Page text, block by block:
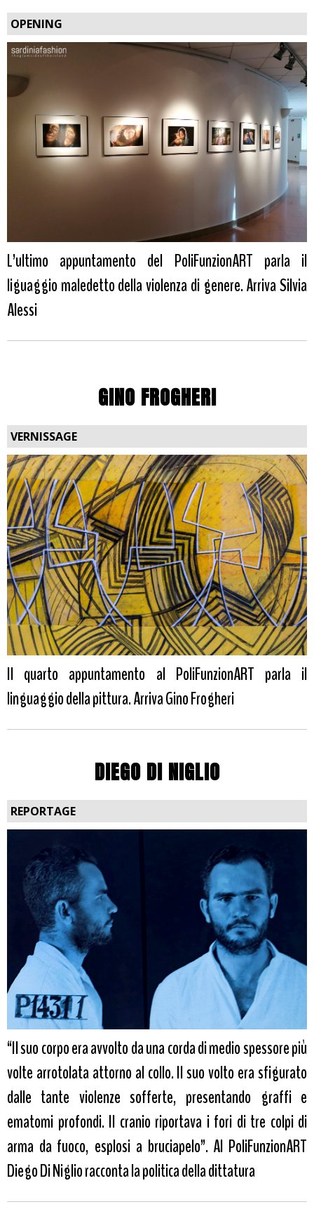
OPENING
L’ultimo appuntamento del PoliFunzionART parla il
liguaggio maledetto della violenza di genere. Arriva Silvia
Alessi
GINO FROGHERI
VERNISSAGE
Il quarto appuntamento al PoliFunzionART parla il
linguaggio della pittura. Arriva Gino Frogheri
DIEGO DI NIGLIO
REPORTAGE
“Il suo corpo era avvolto da una corda di medio spessore più
volte arrotolata attorno al collo. Il suo volto era sfigurato
dalle tante violenze sofferte, presentando graffi e
ematomi profondi. Il cranio riportava i fori di tre colpi di
arma da fuoco, esplosi a bruciapelo”. Al PoliFunzionART
Diego Di Niglio racconta la politica della dittatura